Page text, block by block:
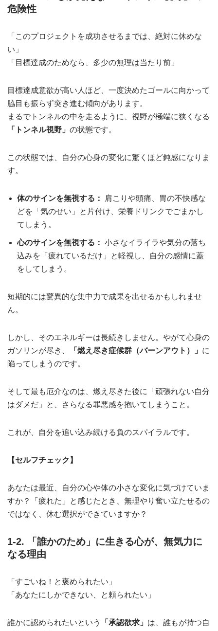
危険性
「このプロジェクトを成功させるまでは、絶対に休めな
い」
「目標達成のためなら、多少の無理は当たり前」
目標達成意欲が高い人ほど、一度決めたゴールに向かって
脇目も振らず突き進む傾向があります。
まるでトンネルの中を走るように、視野が極端に狭くなる
「トンネル視野」 の状態です。
この状態では、自分の心身の変化に驚くほど鈍感になりま
す。
体のサインを無視する：
肩こりや頭痛、胃の不快感な
どを「気のせい」と片付け、栄養ドリンクでごまかし
てしまう。
心のサインを無視する： 小さなイライラや気分の落ち
込みを「疲れているだけ」と軽視し、自分の感情に蓋
をしてしまう。
短期的には驚異的な集中力で成果を出せるかもしれませ
ん。
しかし、そのエネルギーは長続きしません。やがて心身の
ガソリンが尽き、
「燃え尽き症候群（バーンアウト）」 に
陥ってしまうのです。
そして最も厄介なのは、燃え尽きた後に「頑張れない自分
はダメだ」と、さらなる罪悪感を抱いてしまうこと。
これが、自分を追い込み続ける負のスパイラルです。
【セルフチェック】
あなたは最近、自分の心や体の小さな変化に気づけていま
すか？「疲れた」と感じたとき、無理やり奮い立たせるの
ではなく、休む選択ができていますか？
1-2. 「誰かのため」に生きる心が、無気力に
なる理由
「すごいね！と褒められたい」
「あなたにしかできない、と頼られたい」
誰かに認められたいという 「承認欲求」 は、誰もが持つ自